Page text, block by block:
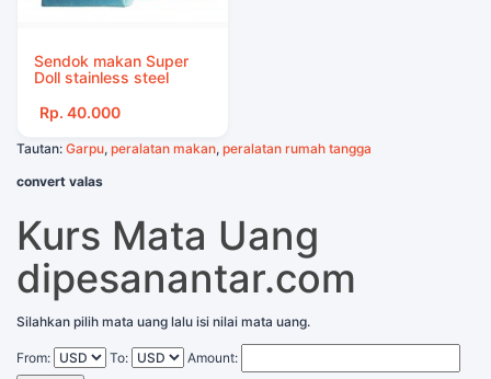
Sendok makan Super
Doll stainless steel
Rp. 40.000
Tautan: Garpu, peralatan makan, peralatan rumah tangga
convert valas
Kurs Mata Uang
dipesanantar.com
Silahkan pilih mata uang lalu isi nilai mata uang.
From: To:
Amount: